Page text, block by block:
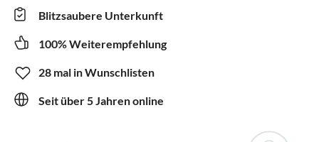
Blitzsaubere Unterkunft
100% Weiterempfehlung
28 mal in Wunschlisten
Seit über 5 Jahren online